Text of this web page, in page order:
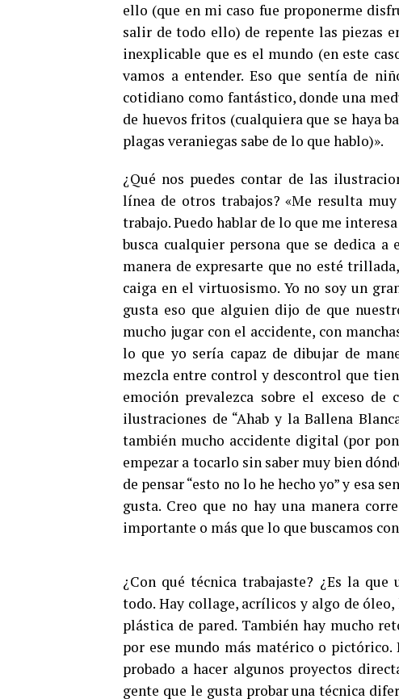
ello (que en mi caso fue proponerme
salir de todo ello) de repente las piezas
inexplicable que es el mundo (en este
vamos a entender. Eso que sentía de
cotidiano como fantástico, donde una
de huevos fritos (cualquiera que se haya
plagas veraniegas sabe de lo que hablo)».
¿Qué nos puedes contar de las
línea de otros trabajos? «Me resulta
trabajo. Puedo hablar de lo que me
busca cualquier persona que se dedica
manera de expresarte que no esté
caiga en el virtuosismo. Yo no soy un
gusta eso que alguien dijo de que
mucho jugar con el accidente, con
lo que yo sería capaz de dibujar de
mezcla entre control y descontrol que
emoción prevalezca sobre el exceso
ilustraciones de “Ahab y la Ballena
también mucho accidente digital (por
empezar a tocarlo sin saber muy bien
de pensar “esto no lo he hecho yo” y esa
gusta. Creo que no hay una manera
importante o más que lo que buscamos
¿Con qué técnica trabajaste? ¿Es la
todo. Hay collage, acrílicos y algo de
plástica de pared. También hay mucho
por ese mundo más matérico o
probado a hacer algunos proyectos
gente que le gusta probar una técnica